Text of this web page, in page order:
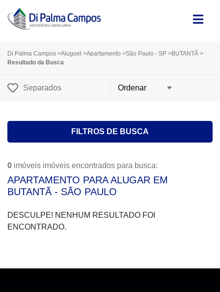
Di Palma Campos >Aluguel >Apartamento >São Paulo - SP >BUTANTÃ >
Resultado da Busca
Separados
FILTROS DE BUSCA
0 imóveis imóveis encontrados para busca:
APARTAMENTO PARA ALUGAR EM
BUTANTÃ - SÃO PAULO
DESCULPE! NENHUM RESULTADO FOI
ENCONTRADO.